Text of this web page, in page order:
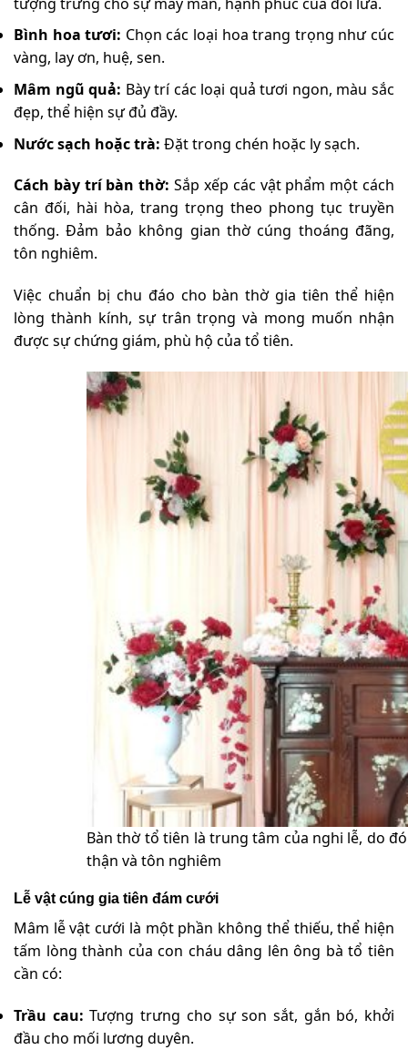
Bình hoa tươi: Chọn các loại hoa trang trọng như cúc
vàng, lay ơn, huệ, sen.
Mâm ngũ quả: Bày trí các loại quả tươi ngon, màu sắc
đẹp, thể hiện sự đủ đầy.
Nước sạch hoặc trà: Đặt trong chén hoặc ly sạch.
Cách bày trí bàn thờ: Sắp xếp các vật phẩm một cách
cân đối, hài hòa, trang trọng theo phong tục truyền
thống. Đảm bảo không gian thờ cúng thoáng đãng,
tôn nghiêm.
Việc chuẩn bị chu đáo cho bàn thờ gia tiên thể hiện
lòng thành kính, sự trân trọng và mong muốn nhận
được sự chứng giám, phù hộ của tổ tiên.
Bàn thờ tổ tiên là trung tâm của nghi lễ, do
thận và tôn nghiêm
Lễ vật cúng gia tiên đám cưới
Mâm lễ vật cưới là một phần không thể thiếu, thể hiện
tấm lòng thành của con cháu dâng lên ông bà tổ tiên
cần có:
Trầu cau: Tượng trưng cho sự son sắt, gắn bó, khởi
đầu cho mối lương duyên.